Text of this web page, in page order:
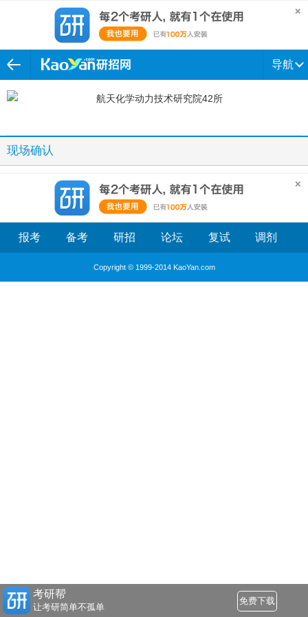
导航
现场确认
报考 备考 研招 论坛 复试 调剂
Copyright © 1999-2014 KaoYan.com
考研帮
让考研简单不孤单
免费下载